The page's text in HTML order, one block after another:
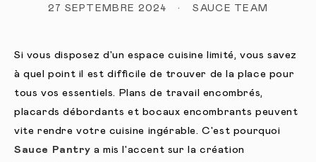
27 SEPTEMBRE 2024 SAUCE TEAM
Si vous disposez d'un espace cuisine limité, vous savez
à quel point il est difficile de trouver de la place pour
tous vos essentiels. Plans de travail encombrés,
placards débordants et bocaux encombrants peuvent
vite rendre votre cuisine ingérable. C'est pourquoi
Sauce Pantry a mis l'accent sur la création